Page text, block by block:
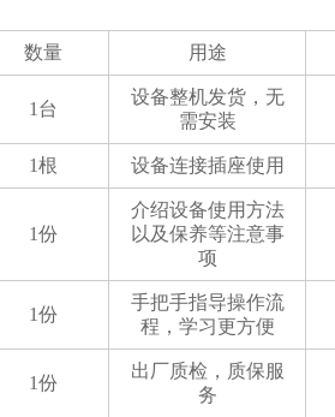
数量 用途
1台
设备整机发货，无
需安装
1根 设备连接插座使用
1份
介绍设备使用方法
以及保养等注意事
项
1份
手把手指导操作流
程，学习更方便
1份
出厂质检，质保服
务